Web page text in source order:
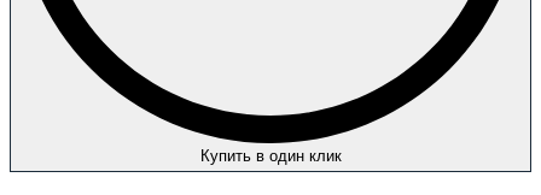
Купить в один клик